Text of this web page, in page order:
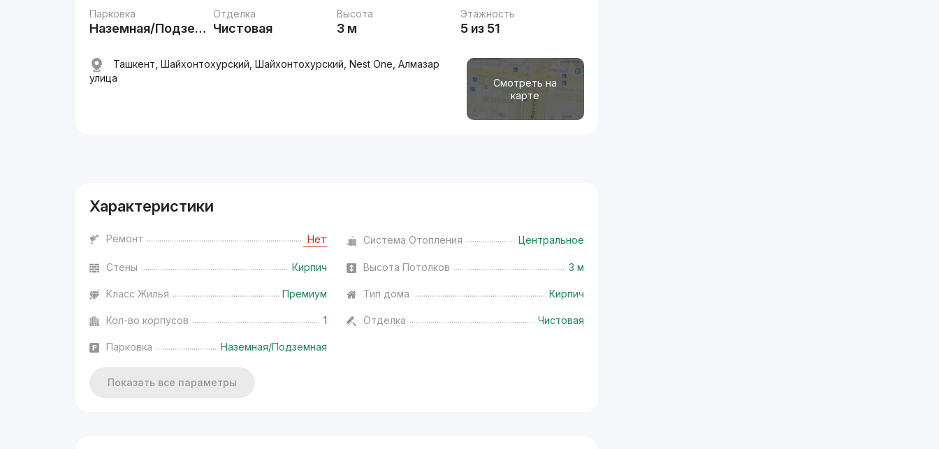
Парковка
Наземная/Подземная
Отделка
Чистовая
Высота
3 м
Этажность
5 из 51
Смотреть на
карте
Ташкент, Шайхонтохурский, Шайхонтохурский, Nest One, Алмазар
улица
Характеристики
Ремонт Нет Система Отопления Центральное
Стены Кирпич Высота Потолков 3 м
Класс Жилья Премиум Тип дома Кирпич
Кол-во корпусов 1 Отделка Чистовая
Парковка Наземная/Подземная
Показать все параметры